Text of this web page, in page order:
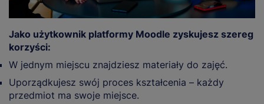
Jako użytkownik platformy Moodle zyskujesz szereg
korzyści:
W jednym miejscu znajdziesz materiały do zajęć.
Uporządkujesz swój proces kształcenia – każdy
przedmiot ma swoje miejsce.